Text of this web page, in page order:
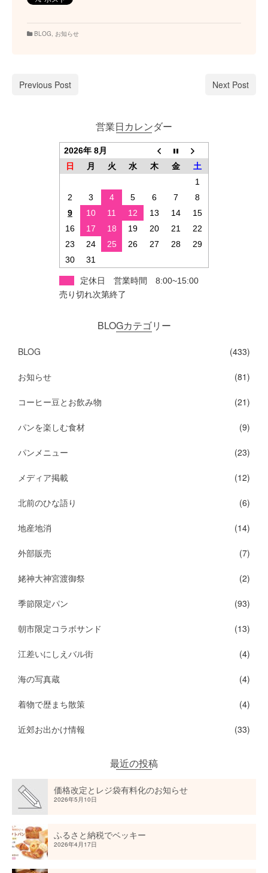
BLOG お知らせ
Previous Post Next Post
営業日カレンダー
2026年 8月
日
月 火 水 木 金
土
1
2
3 4 5 6 7
8
9
10 11 12 13 14
15
16
17 18 19 20 21
22
23
24 25 26 27 28
29
30
31
定休日 営業時間 8:00~15:00
売り切れ次第終了
BLOGカテゴリー
BLOG (433)
お知らせ (81)
コーヒー豆とお飲み物 (21)
パンを楽しむ食材 (9)
パンメニュー (23)
メディア掲載 (12)
北前のひな語り (6)
地産地消 (14)
外部販売 (7)
姥神大神宮渡御祭 (2)
季節限定パン (93)
朝市限定コラボサンド (13)
江差いにしえバル街 (4)
海の写真蔵 (4)
着物で歴まち散策 (4)
近郊お出かけ情報 (33)
最近の投稿
価格改定とレジ袋有料化のお知らせ
2026年5月10日
ふるさと納税でベッキー
2026年4月17日